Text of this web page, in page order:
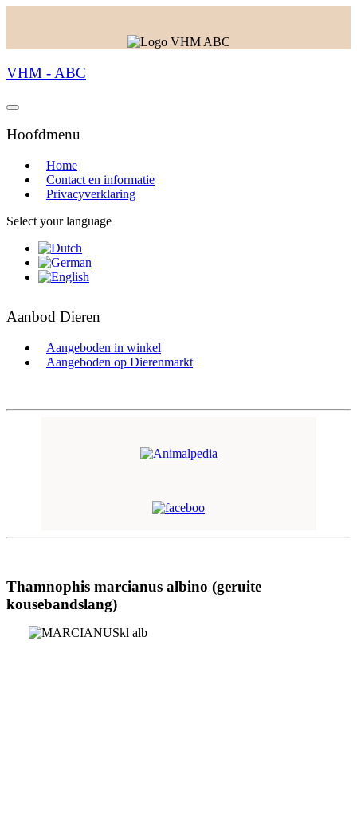
VHM - ABC
Hoofdmenu
Home
Contact en informatie
Privacyverklaring
Select your language
Aanbod Dieren
Aangeboden in winkel
Aangeboden op Dierenmarkt
Thamnophis marcianus albino (geruite
kousebandslang)